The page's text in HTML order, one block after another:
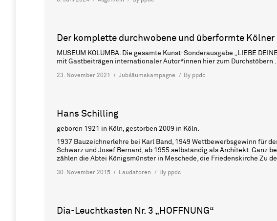
Der komplette durchwobene und überformte
MUSEUM KOLUMBA: Die gesamte Kunst-Sonderausgabe „LIEBE
mit Gastbeiträgen internationaler Autor*innen hier zum Durchstöbern
23. November 2021 Jubiläumskampagne By ppdc
Hans Schilling
geboren 1921 in Köln, gestorben 2009 in Köln.
1937 Bauzeichnerlehre bei Karl Band, 1949 Wettbewerbsgewinn für
Schwarz und Josef Bernard, ab 1955 selbständig als Architekt. Ganz
zählen die Abtei Königsmünster in Meschede, die Friedenskirche Zu
30. November 2015 Laudatoren By ppdc
Dia-Leuchtkasten Nr. 3 „HOFFNUNG“